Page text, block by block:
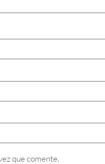
que comente.